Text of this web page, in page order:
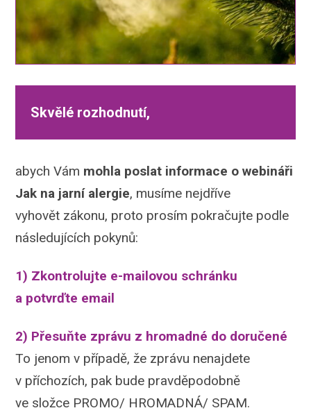
Skvělé rozhodnutí,
abych Vám mohla poslat informace o webináři
Jak na jarní alergie, musíme nejdříve
vyhovět zákonu, proto prosím pokračujte podle
následujících pokynů:
1) Zkontrolujte e-mailovou schránku
a potvrďte email
2) Přesuňte zprávu z hromadné do doručené
To jenom v případě, že zprávu nenajdete
v příchozích, pak bude pravděpodobně
ve složce PROMO/ HROMADNÁ/ SPAM.